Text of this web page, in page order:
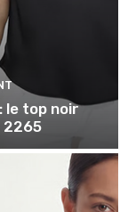
le top noir
2265